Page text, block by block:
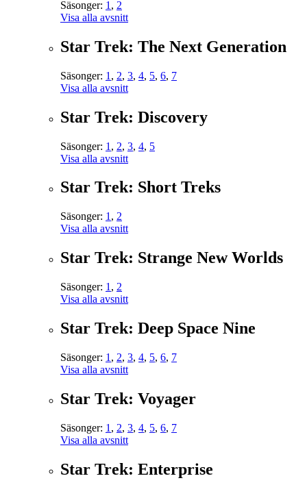
Säsonger: 1 , 2
Visa alla avsnitt
Star Trek: The Next Generation
Säsonger: 1 , 2, 3, 4, 5, 6, 7
Visa alla avsnitt
Star Trek: Discovery
Säsonger: 1 , 2, 3, 4, 5
Visa alla avsnitt
Star Trek: Short Treks
Säsonger: 1 , 2
Visa alla avsnitt
Star Trek: Strange New Worlds
Säsonger: 1 , 2
Visa alla avsnitt
Star Trek: Deep Space Nine
Säsonger: 1 , 2, 3, 4, 5, 6, 7
Visa alla avsnitt
Star Trek: Voyager
Säsonger: 1 , 2, 3, 4, 5, 6, 7
Visa alla avsnitt
Star Trek: Enterprise